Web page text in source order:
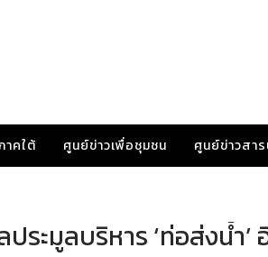
าคใต้ ศูนย์ข่าวเพื่อชุมชน ศูนย์ข่าวสา
ะมูลบริหาร ‘ท่อส่งน้ำ’